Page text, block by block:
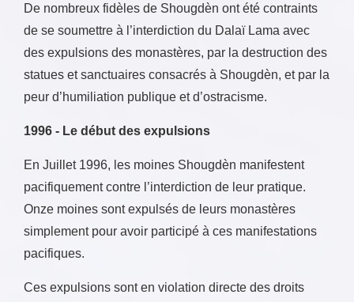
De nombreux fidèles de Shougdèn ont été contraints
de se soumettre à l’interdiction du Dalaï Lama avec
des expulsions des monastères, par la destruction des
statues et sanctuaires consacrés à Shougdèn, et par la
peur d’humiliation publique et d’ostracisme.
1996 - Le début des expulsions
En Juillet 1996, les moines Shougdèn manifestent
pacifiquement contre l’interdiction de leur pratique.
Onze moines sont expulsés de leurs monastères
simplement pour avoir participé à ces manifestations
pacifiques.
Ces expulsions sont en violation directe des droits